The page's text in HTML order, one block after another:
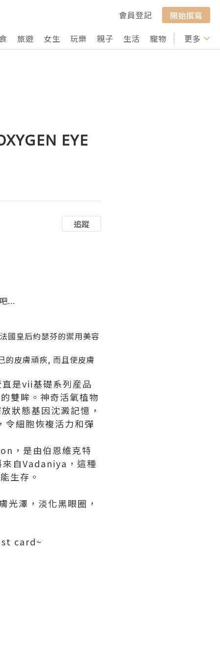
會員登記
開始撰寫
旅遊 女生 玩樂 親子 生活 寵物 行山 打卡
更多
EYE
追蹤
...
國皇后約瑟芬的禦用美容
的皮膚頑疾, 而且使皮膚
是vii基礎系列産品
雙眸。神奇活氧植物
狀態基因沈澱記憶，
令細胞恢複活力和彈
，是由伯恩維克特
來自Vadaniya，這種
生存。
光澤，淡化黑眼圈，
card~